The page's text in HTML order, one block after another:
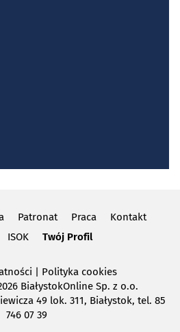
Patronat Praca
Kontakt
ISOK Twój Profil
| Polityka cookies
BiałystokOnline Sp. z o.o.
49 lok. 311, Białystok, tel. 85
746 07 39